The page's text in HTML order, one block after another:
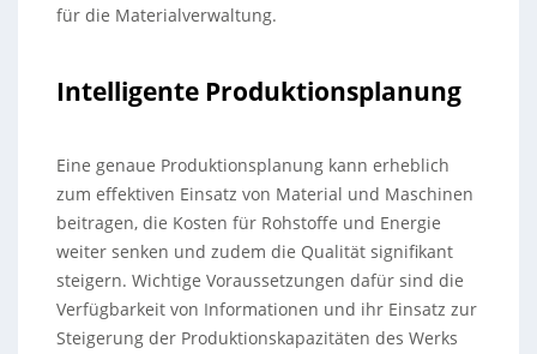
für die Materialverwaltung.
Intelligente Produktionsplanung
Eine genaue Produktionsplanung kann erheblich
zum effektiven Einsatz von Material und Maschinen
beitragen, die Kosten für Rohstoffe und Energie
weiter senken und zudem die Qualität signifikant
steigern. Wichtige Voraussetzungen dafür sind die
Verfügbarkeit von Informationen und ihr Einsatz zur
Steigerung der Produktionskapazitäten des Werks